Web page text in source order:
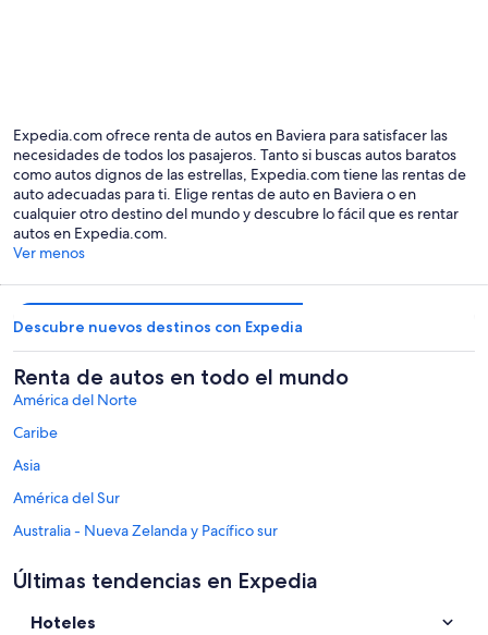
Expedia.com ofrece renta de autos en Baviera para satisfacer las
necesidades de todos los pasajeros. Tanto si buscas autos baratos
como autos dignos de las estrellas, Expedia.com tiene las rentas de
auto adecuadas para ti. Elige rentas de auto en Baviera o en
cualquier otro destino del mundo y descubre lo fácil que es rentar
autos en Expedia.com.
Ver menos
Descubre nuevos destinos con Expedia
Renta de autos en todo el mundo
América del Norte
Caribe
Asia
América del Sur
Australia - Nueva Zelanda y Pacífico sur
África
Últimas tendencias en Expedia
Hoteles